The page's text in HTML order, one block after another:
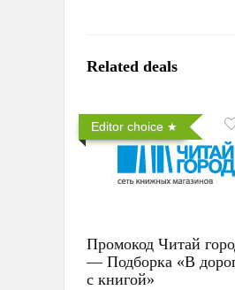
Related deals
Editor choice
Промокод Читай
— Подборка «В
с книгой»